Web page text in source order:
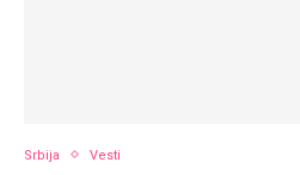
Srbija Vesti